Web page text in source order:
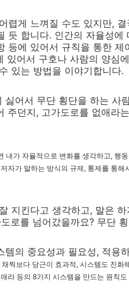
렵게 느껴질 수도 있지만,
듯 합니다. 인간의 자율성에
등에 있어서 규칙을 통한 제
있어서 구호나 사람의 양심
있는 방법을 이야기합니다.
어서 무단 횡단을 하는 사
주던지, 고가도로를 없애라
내가 자율적으로 변화를 생각하고, 행
자가 말하는 방식의 규제, 통제를 통
지킨다고 생각하고, 말은
로를 넘어갔을까요? 무단
템의 중요성과 필요성, 적용
찍보다 당근이 효과적, 시스템도 진화
라 등의 8가지 시스템을 만드는 원칙